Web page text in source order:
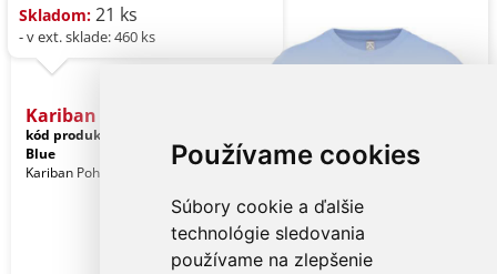
Používame cookies
Súbory cookie a ďalšie
technológie sledovania
používame na zlepšenie
Skladom: 21 ks
- v ext. sklade: 460 ks
Kariban Bio150ic Men's Ro
kód produktu:
Blue
Kariban Pohlavie: Muži